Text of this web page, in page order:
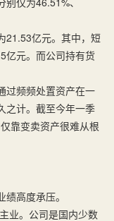
亿元。其中，短
亿元。而公司持有货
频频处置资产在一
之计。截至今年一季
靠变卖资产很难从根
高度承压。
业。公司是国内少数